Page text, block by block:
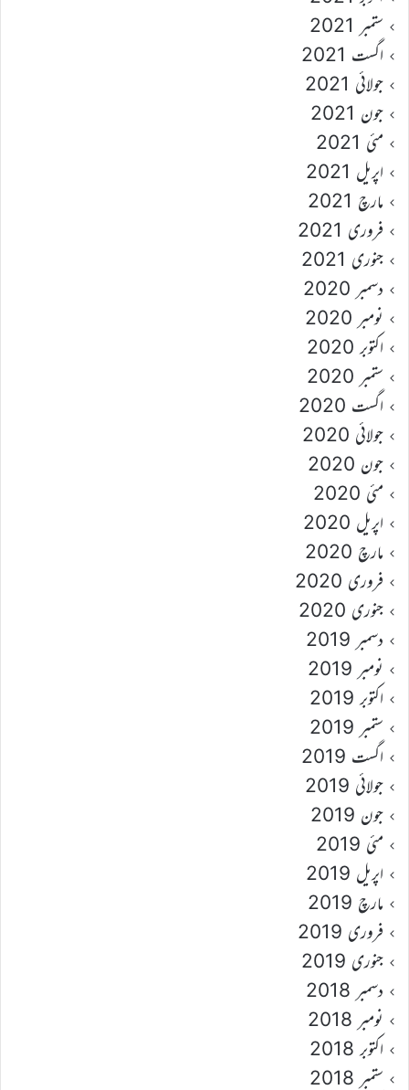
ستمبر 2021
اگست 2021
جولائی 2021
جون 2021
مئی 2021
اپریل 2021
مارچ 2021
فروری 2021
جنوری 2021
دسمبر 2020
نومبر 2020
اکتوبر 2020
ستمبر 2020
اگست 2020
جولائی 2020
جون 2020
مئی 2020
اپریل 2020
مارچ 2020
فروری 2020
جنوری 2020
دسمبر 2019
نومبر 2019
اکتوبر 2019
ستمبر 2019
اگست 2019
جولائی 2019
جون 2019
مئی 2019
اپریل 2019
مارچ 2019
فروری 2019
جنوری 2019
دسمبر 2018
نومبر 2018
اکتوبر 2018
ستمبر 2018